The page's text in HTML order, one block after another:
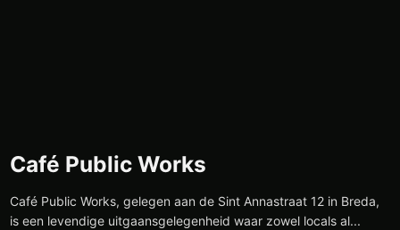
Café Public Works
Café Public Works, gelegen aan de Sint Annastraat 12 in Breda,
is een levendige uitgaansgelegenheid waar zowel locals al...